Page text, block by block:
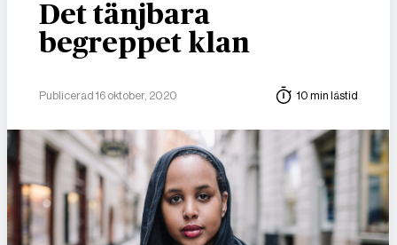
Det tänjbara
begreppet klan
Publicerad 16 oktober, 2020 10 min lästid